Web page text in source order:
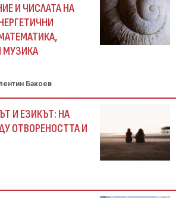
И ЧИСЛАТА НА
МУЗИКА
Бакоев
ОТВОРЕНОСТТА И